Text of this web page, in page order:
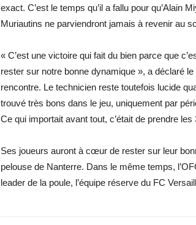
exact. C’est le temps qu’il a fallu pour qu’Alain
Muriautins ne parviendront jamais à revenir au
« C’est une victoire qui fait du bien parce que
rester sur notre bonne dynamique », a déclaré
rencontre. Le technicien reste toutefois lucide
trouvé très bons dans le jeu, uniquement par
Ce qui importait avant tout, c’était de prendre les
Ses joueurs auront à cœur de rester sur leur
pelouse de Nanterre. Dans le même temps,
leader de la poule, l’équipe réserve du FC